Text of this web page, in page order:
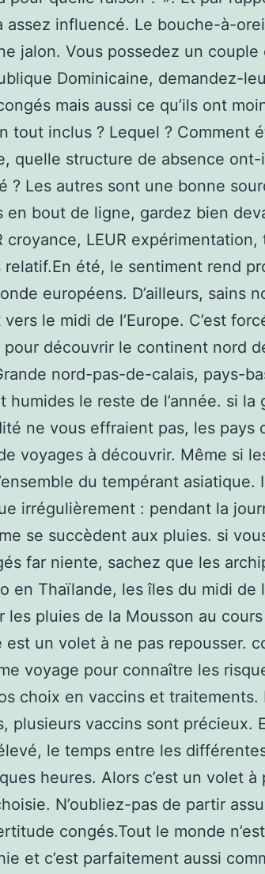
assez influencé. Le bouche-à-
jalon. Vous possedez un couple
Dominicaine, demandez-
mais aussi ce qu’ils ont
tout inclus ? Lequel ? Comment
quelle structure de absence
? Les autres sont une bonne
en bout de ligne, gardez bien
croyance, LEUR expérimentation,
été, le sentiment rend
européens. D’ailleurs, sains
le midi de l’Europe. C’est
découvrir le continent nord
nord-pas-de-calais, pays-
humides le reste de l’année. si la
ne vous effraient pas, les pays
voyages à découvrir. Même si
du tempérant asiatique.
irrégulièrement : pendant la
se succèdent aux pluies. si
far niente, sachez que les
en Thaïlande, les îles du midi de
les pluies de la Mousson au cours
est un volet à ne pas repousser.
voyage pour connaître les
choix en vaccins et traitements.
plusieurs vaccins sont précieux.
le temps entre les
heures. Alors c’est un volet à
N’oubliez-pas de partir
congés.Tout le monde
et c’est parfaitement aussi